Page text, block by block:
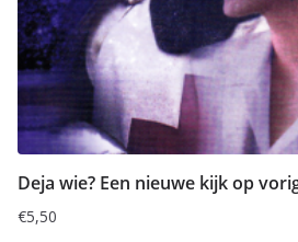
Deja wie? Een nieuwe kijk op
€5,50